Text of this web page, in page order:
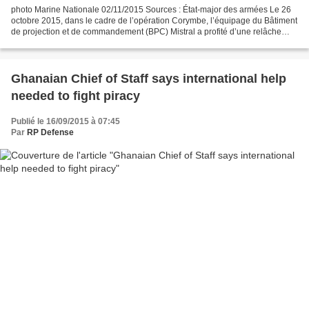
photo Marine Nationale 02/11/2015 Sources : État-major des armées Le 26
octobre 2015, dans le cadre de l’opération Corymbe, l’équipage du Bâtiment
de projection et de commandement (BPC) Mistral a profité d’une relâche
Ghanaian Chief of Staff says international help
needed to fight piracy
Publié le 16/09/2015 à 07:45
Par RP Defense